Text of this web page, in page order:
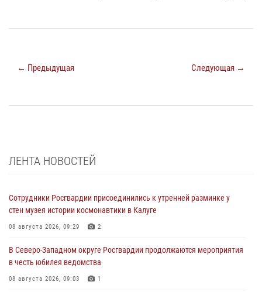
← Предыдущая Следующая →
ЛЕНТА НОВОСТЕЙ
Сотрудники Росгвардии присоединились к утренней разминке у
стен музея истории космонавтики в Калуге
08 августа 2026, 09:29 2
В Северо-Западном округе Росгвардии продолжаются мероприятия
в честь юбилея ведомства
08 августа 2026, 09:03 1